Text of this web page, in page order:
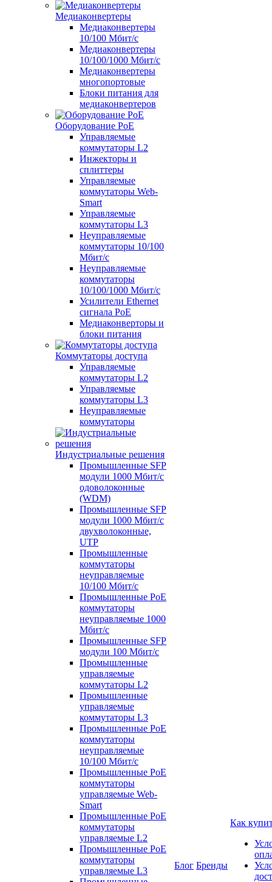
Медиаконвертеры
Медиаконвертеры
10/100 Мбит/с
Медиаконвертеры
10/100/1000 Мбит/c
Медиаконвертеры
многопортовые
Блоки питания для
медиаконвертеров
Оборудование PoE
Управляемые
коммутаторы L2
Инжекторы и
сплиттеры
Управляемые
коммутаторы Web-
Smart
Управляемые
коммутаторы L3
Неуправляемые
коммутаторы 10/100
Мбит/с
Неуправляемые
коммутаторы
10/100/1000 Мбит/с
Усилители Ethernet
сигнала PoE
Медиаконверторы и
блоки питания
Коммутаторы доступа
Управляемые
коммутаторы L2
Управляемые
коммутаторы L3
Неуправляемые
коммутаторы
Индустриальные решения
Промышленные SFP
модули 1000 Мбит/c
одоволоконные
(WDM)
Промышленные SFP
модули 1000 Мбит/c
двухволоконные,
UTP
Промышленные
коммутаторы
неуправляемые
10/100 Мбит/с
Промышленные PoE
коммутаторы
неуправляемые 1000
Мбит/с
Промышленные SFP
модули 100 Мбит/c
Промышленные
управляемые
коммутаторы L2
Промышленные
управляемые
коммутаторы L3
Промышленные PoE
коммутаторы
неуправляемые
10/100 Мбит/с
Промышленные PoE
коммутаторы
управляемые Web-
Smart
Промышленные PoE
коммутаторы
управляемые L2
Промышленные PoE
коммутаторы
управляемые L3
Блог Бренды
Как